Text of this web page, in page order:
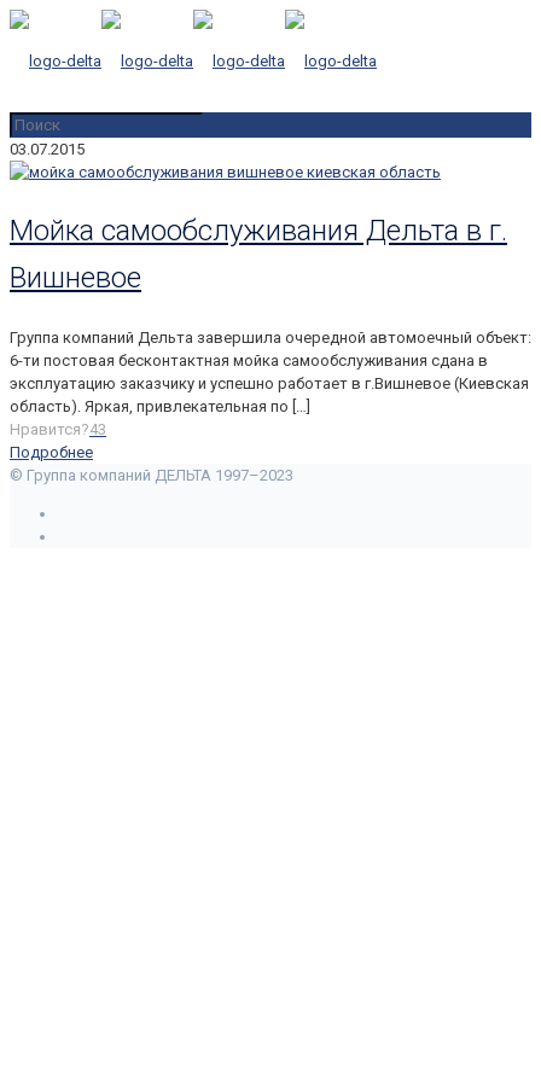
03.07.2015
Мойка самообслуживания Дельта в г.
Вишневое
Группа компаний Дельта завершила очередной автомоечный объект:
6-ти постовая бесконтактная мойка самообслуживания сдана в
эксплуатацию заказчику и успешно работает в г.Вишневое (Киевская
область). Яркая, привлекательная по
Нравится?43
Подробнее
© Группа компаний ДЕЛЬТА 1997–2023